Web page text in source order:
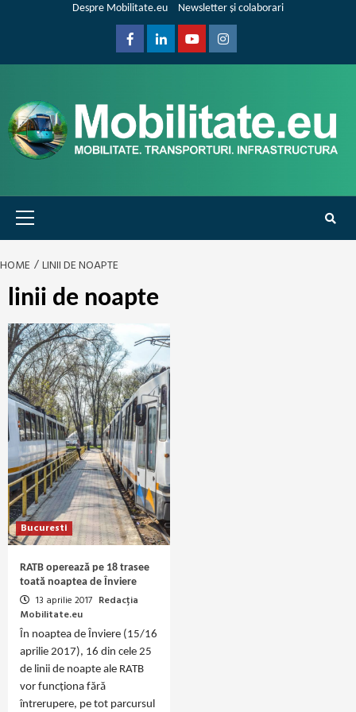
Despre Mobilitate.eu Newsletter și colaborari
FacebookLinkedinYoutubeInstagram
Primary
Menu
HOME LINII DE NOAPTE
linii de noapte
Bucuresti
RATB operează pe 18 trasee
toată noaptea de Înviere
13 aprilie 2017 Redacția
Mobilitate.eu
În noaptea de Înviere (15/16
aprilie 2017), 16 din cele 25
de linii de noapte ale RATB
vor funcționa fără
întrerupere, pe tot parcursul